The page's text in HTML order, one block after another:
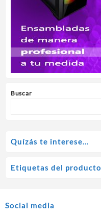
Buscar
Quízás te interese…
Etiquetas del producto
Social media